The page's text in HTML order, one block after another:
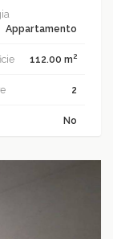
Appartamento
112.00 m2
2
No